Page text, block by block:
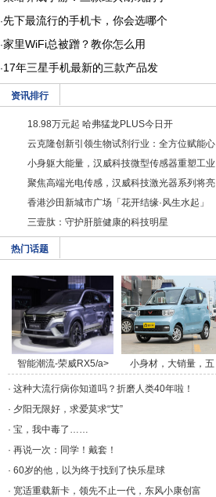
·先下最流行的手机卡，你会选哪个
·家里WiFi总被蹭？教你怎么用
·17年三星手机最新的三款产品发
资讯排行
18.98万元起 哈弗猛龙PLUS今日开
云克隆创新引领生物试剂行业：全方位赋能心
小身躯大能量，汉威科技微型传感器重塑工业
聚焦高端光电传感，汉威科技激光器系列将亮
香港沙田新城市广场「花开结缘·风生水起」
三壹肽：守护肝脏健康的科技明星
热门话题
智能潮流-荣威RX5/a>
小身材，大销量，五
菱/a>
· 这种大流行病你知道吗？折磨人类40年啦！
· 夕阳无限好，求爱莫求“艾”
· 宝，我中毒了……
· 再说一次：同学！戴套！
· 60岁的他，以为终于找到了快乐星球
· 宽适重载新卡，领先不止一代，东风小康创富